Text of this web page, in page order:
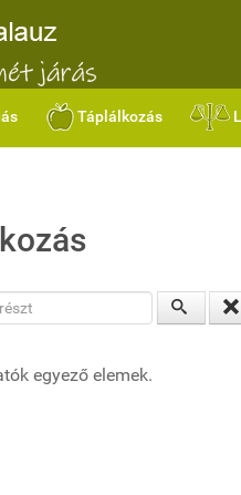
Táplálkozás
egyező elemek.